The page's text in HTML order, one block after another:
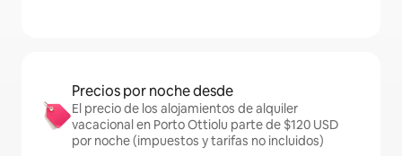
Precios por noche desde
El precio de los alojamientos de alquiler
vacacional en Porto Ottiolu parte de $120 USD
por noche (impuestos y tarifas no incluidos)